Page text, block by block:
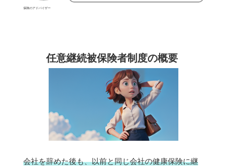
保険のアドバイザー
任意継続被保険者制度の概要
会社を辞めた後も、以前と同じ会社の健康保険に継